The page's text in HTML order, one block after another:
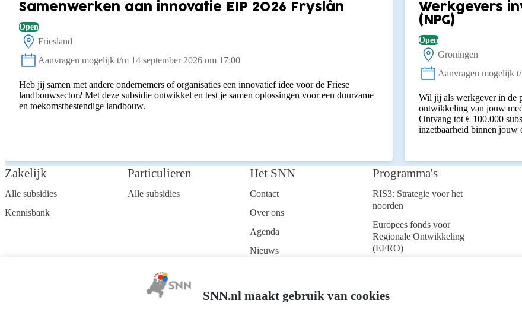
SNN.nl maakt gebruik van cookies
Samenwerken aan innovatie EIP 2026 Fryslân
Open
Locatie:
Friesland
Status:
Aanvragen mogelijk t/m 14 september 2026 om 17:00
Heb jij samen met andere ondernemers of organisaties een innovatief idee voor de Friese
landbouwsector? Met deze subsidie ontwikkel en test je samen oplossingen voor een duurzame
en toekomstbestendige landbouw.
Werkgevers
(NPG)
Open
Locatie:
Groningen
Status:
Aanvragen mogelijk
Wil jij als werkgever in de
ontwikkeling van jouw
Ontvang tot € 100.000
inzetbaarheid binnen jouw
Zakelijk
Alle subsidies
Kennisbank
Particulieren
Alle subsidies
Het SNN
Contact
Over ons
Agenda
Nieuws
nieuwsbrief
Programma's
RIS3: Strategie voor het
noorden
Europees fonds voor
Regionale Ontwikkeling
(EFRO)
Gemeenschappelijk